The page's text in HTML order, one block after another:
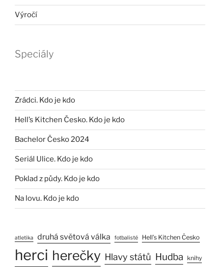
Výročí
Speciály
Zrádci. Kdo je kdo
Hell’s Kitchen Česko. Kdo je kdo
Bachelor Česko 2024
Seriál Ulice. Kdo je kdo
Poklad z půdy. Kdo je kdo
Na lovu. Kdo je kdo
atletika druhá světová válka fotbalisté Hell’s Kitchen Česko
herci herečky Hlavy států Hudba knihy